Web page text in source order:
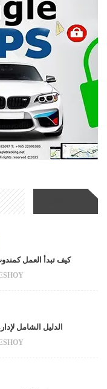
كيف تبدأ العمل
الدليل الشامل